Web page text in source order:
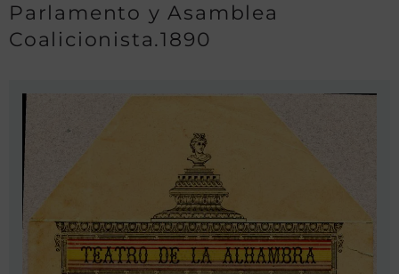
Parlamento y Asamblea
Coalicionista.1890